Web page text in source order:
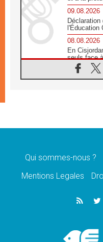
09.08.2026
l'Éducation
08.08.2026
En
seuls face
08.08.2026
Léon XIV
08.08.2026
08.08.2026
catholiques
Au
Dalits sur
Calapan
Qui sommes-nous ?
Mentions Legales